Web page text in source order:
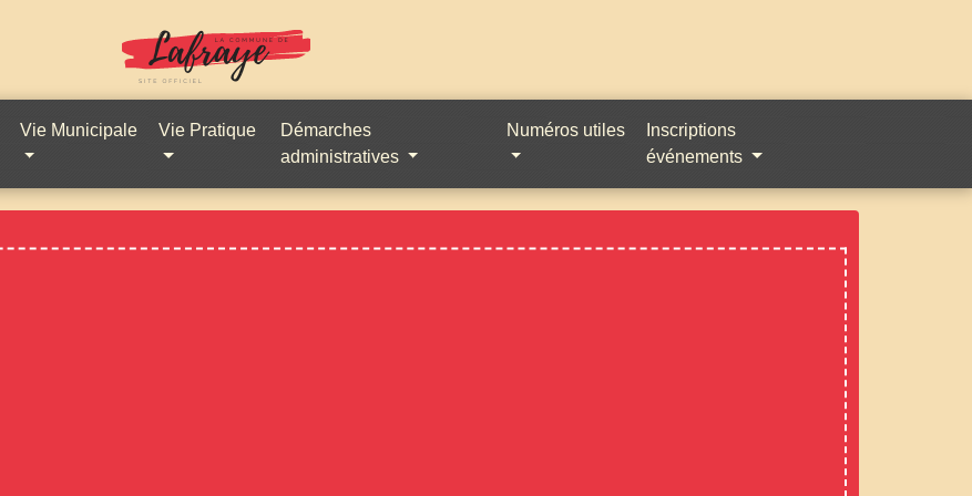
Vie Municipale Vie Pratique
Démarches
administratives
Numéros utiles
Inscriptions
événements